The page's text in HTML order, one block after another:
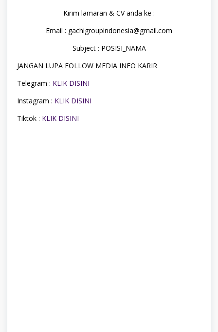
Kirim lamaran & CV anda ke :
Email : gachigroupindonesia@gmail.com
Subject : POSISI_NAMA
JANGAN LUPA FOLLOW MEDIA INFO KARIR
Telegram : KLIK DISINI
Instagram : KLIK DISINI
Tiktok : KLIK DISINI